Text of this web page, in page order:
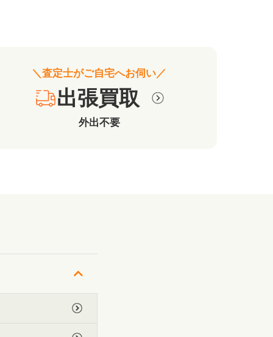
＼査定士がご自宅へお伺い／
出張買取
外出不要